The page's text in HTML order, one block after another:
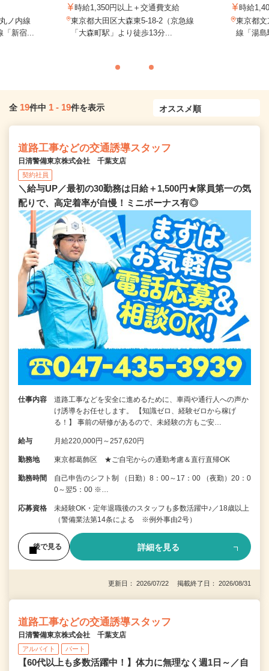
ノ内線
新宿...
時給1,350円以上＋交通費支給
東京都大田区大森東5-18-2（京急線
「大森町駅」より徒歩13分...
時給
東京都
線「湯
全 19件中 1 - 19件を表示
道路工事などの交通誘導スタッフ
日清警備東京株式会社 千葉支店
契約社員
＼給与UP／最初の30勤務は日給＋1,500円★隊員第一の気
配りで、高定着率が自慢！ミニボーナス有◎
仕事内容
道路工事などを安全に進めるために、車両や通行人への声か
け誘導をお任せします。 【知識ゼロ、経験ゼロから稼げ
る！】 事前の研修があるので、未経験の方もご安…
給与 月給220,000円～257,620円
勤務地 東京都葛飾区 ★ご自宅からの通勤考慮＆直行直帰OK
勤務時間
自己申告のシフト制 （日勤）8：00～17：00 （夜勤）20：0
0～翌5：00 ※…
応募資格
未経験OK・定年退職後のスタッフも多数活躍中♪／18歳以上
（警備業法第14条による ※例外事由2号）
後で見る 詳細を見る
更新日： 2026/07/22 掲載終了日： 2026/08/31
道路工事などの交通誘導スタッフ
日清警備東京株式会社 千葉支店
アルバイト パート
【60代以上も多数活躍中！】体力に無理なく週1日～／自